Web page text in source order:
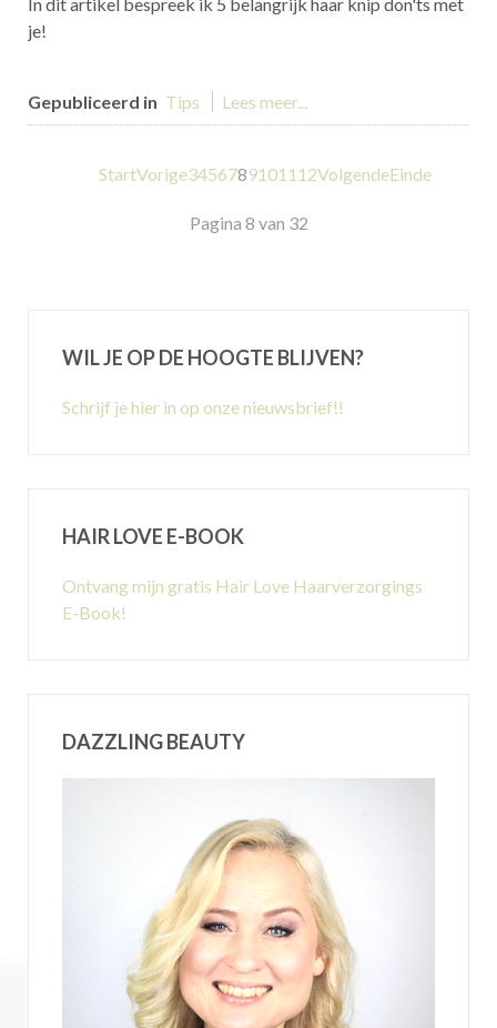
je!
Gepubliceerd in Tips Lees meer...
StartVorige34567891011 12VolgendeEinde
Pagina 8 van 32
WIL JE OP DE HOOGTE BLIJVEN?
Schrijf je hier in op onze nieuwsbrief!!
HAIR LOVE E-BOOK
Ontvang mijn gratis Hair Love Haarverzorgings
E-Book!
DAZZLING BEAUTY